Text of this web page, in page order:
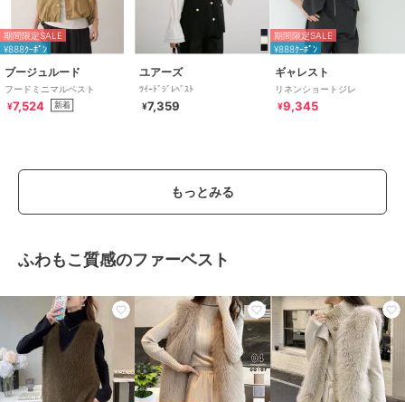
期間限定SALE
¥888ｸｰﾎﾟﾝ
ブージュルード
フードミニマルベスト
¥7,524 新着
ユアーズ
ﾂｲｰﾄﾞｼﾞﾚﾍﾞｽﾄ
¥7,359
期間限定SALE
¥888ｸｰﾎﾟﾝ
ギャレスト
リネンショートジレ
¥9,345
もっとみる
ふわもこ質感のファーベスト